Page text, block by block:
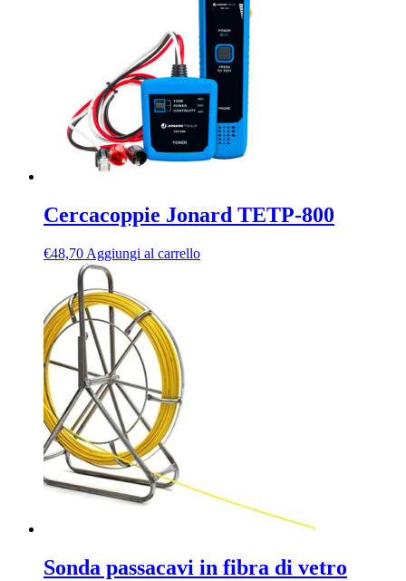
Cercacoppie Jonard TETP-800
€48,70 Aggiungi al carrello
Sonda passacavi in fibra di vetro